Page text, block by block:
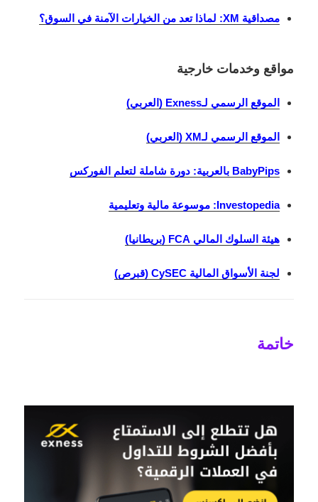
مصداقية XM: لماذا تعد من الخيارات الآمنة في السوق؟
مواقع وخدمات خارجية
الموقع الرسمي لـExness (العربي)
الموقع الرسمي لـXM (العربي)
BabyPips بالعربية: دورة شاملة لتعلم الفوركس
Investopedia: موسوعة مالية وتعليمية
هيئة السلوك المالي FCA (بريطانيا)
لجنة الأسواق المالية CySEC (قبرص)
خاتمة